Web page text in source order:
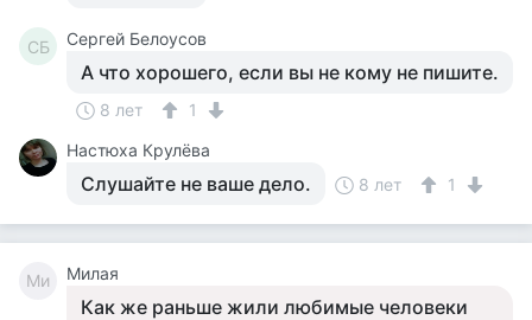
СБ Сергей Белоусов
А что хорошего, если вы не кому не пишите.
8 лет
1
Настюха Крулёва
Слушайте не ваше дело. 8 лет 1
Ми Милая
Как же раньше жили любимые человеки